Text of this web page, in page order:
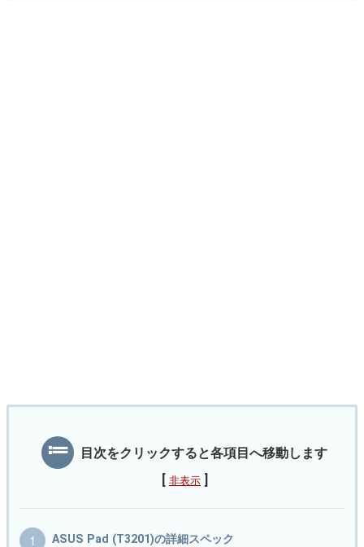
目次をクリックすると各項目へ移動します
非表示
ASUS Pad (T3201)の詳細スペック